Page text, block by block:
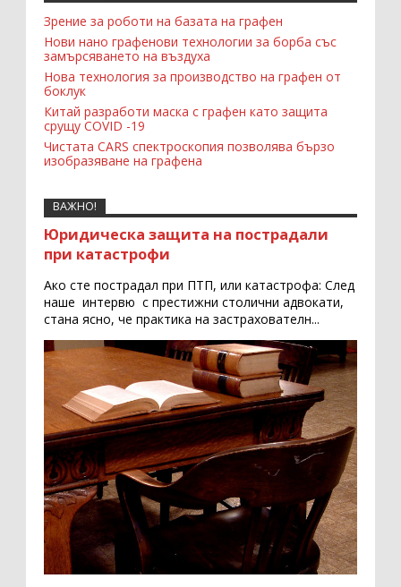
Зрение за роботи на базата на графен
Нови нано графенови технологии за борба със
замърсяването на въздуха
Нова технология за производство на графен от
боклук
Китай разработи маска с графен като защита
срущу COVID -19
Чистата CARS спектроскопия позволява бързо
изобразяване на графена
ВАЖНО!
Юридическа защита на пострадали
при катастрофи
Ако сте пострадал при ПТП, или катастрофа: След
наше интервю с престижни столични адвокати,
стана ясно, че практика на застрахователн...